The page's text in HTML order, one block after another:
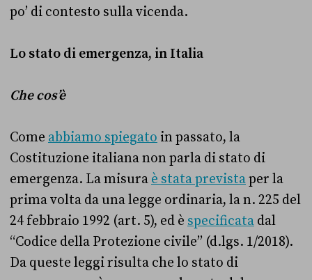
po’ di contesto sulla vicenda.
Lo stato di emergenza, in Italia
Che cos’è
Come abbiamo spiegato in passato, la
Costituzione italiana non parla di stato di
emergenza. La misura è stata previstaper la
prima volta da una legge ordinaria, la n. 225 del
24 febbraio 1992 (art. 5), ed è specificata dal
“Codice della Protezione civile” (d.lgs. 1/2018).
Da queste leggi risulta che lo stato di